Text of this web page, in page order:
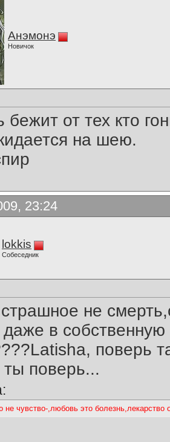
Анэмонэ
Новичок
от тех кто
на шею.
23:24
lokkis
Собеседник
не
даже в
поверь
поверь...
не чувство-,любовь это болезнь,лекарство